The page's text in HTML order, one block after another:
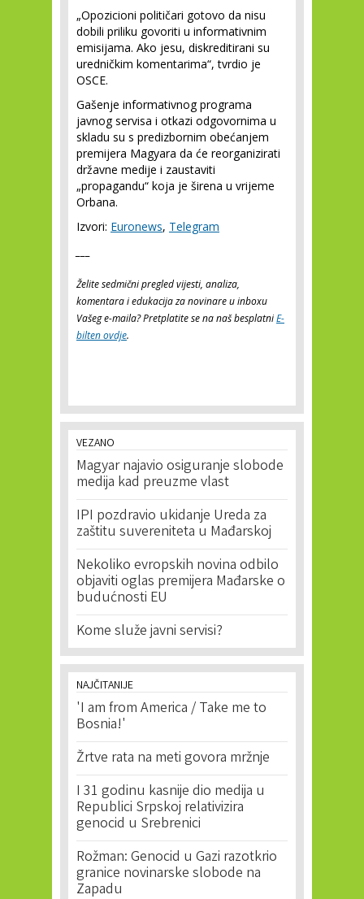
„Opozicioni političari gotovo da nisu
dobili priliku govoriti u informativnim
emisijama. Ako jesu, diskreditirani su
uredničkim komentarima“, tvrdio je
OSCE.
Gašenje informativnog programa
javnog servisa i otkazi odgovornima u
skladu su s predizbornim obećanjem
premijera Magyara da će reorganizirati
državne medije i zaustaviti
„propagandu“ koja je širena u vrijeme
Orbana.
Izvori: Euronews, Telegram
Želite sedmični pregled vijesti, analiza,
komentara i edukacija za novinare u inboxu
Vašeg e-maila? Pretplatite se na naš besplatniE-
bilten ovdje.
VEZANO
Magyar najavio osiguranje slobode
medija kad preuzme vlast
IPI pozdravio ukidanje Ureda za
zaštitu suvereniteta u Mađarskoj
Nekoliko evropskih novina odbilo
objaviti oglas premijera Mađarske o
budućnosti EU
Kome služe javni servisi?
NAJČITANIJE
'I am from America / Take me to
Bosnia!'
Žrtve rata na meti govora mržnje
I 31 godinu kasnije dio medija u
Republici Srpskoj relativizira
genocid u Srebrenici
Rožman: Genocid u Gazi razotkrio
granice novinarske slobode na
Zapadu